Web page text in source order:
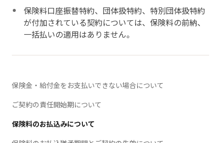
保険料口座振替特約、団体扱特約、特別団体扱特約
が付加されている契約については、保険料の前納、
一括払いの適用はありません。
保険金・給付金をお支払いできない場合について
ご契約の責任開始期について
保険料のお払込みについて